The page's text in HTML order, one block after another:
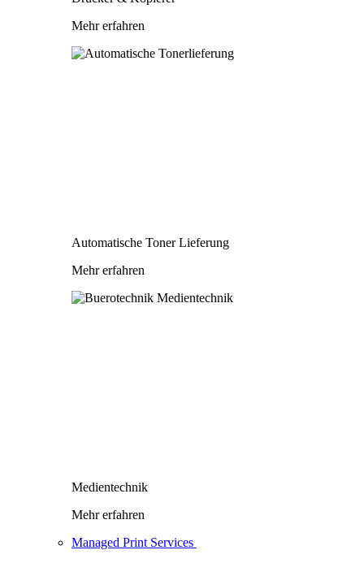
Mehr erfahren
Automatische Toner Lieferung
Mehr erfahren
Medientechnik
Mehr erfahren
Managed Print Services